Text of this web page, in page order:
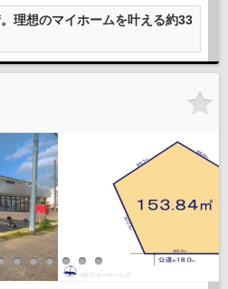
理想のマイホームを叶える約33